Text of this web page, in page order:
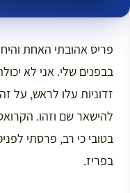
פריס אהובתי האחת
בבפנים שלי. אני לא
זדוניות עלו לראש, על
להישאר שם וזהו.
בטובי כי רב, פרסתי
בפריז.